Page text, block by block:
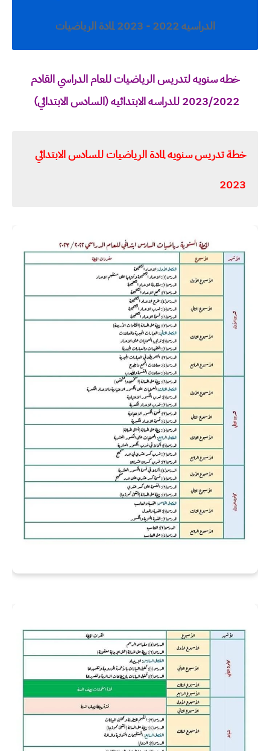
الدراسيه 2022 - 2023 لمادة الرياضيات
خطه سنويه لتدريس الرياضيات للعام الدراسي القادم
2023/2022 للدراسه الابتدائيه (السادس الابتدائي)
خطة تدريس سنويه لمادة الرياضيات للسادس الابتدائي
2023